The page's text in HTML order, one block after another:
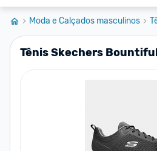
Moda e Calçados masculinos
Tênis Skechers